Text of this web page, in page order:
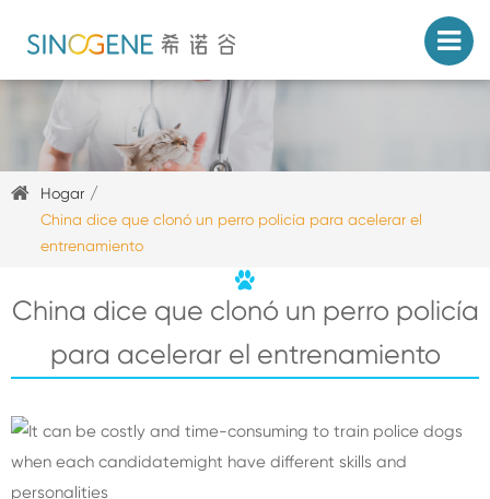
Hogar
China dice que clonó un perro policía para acelerar el
entrenamiento
China dice que clonó un perro policía
para acelerar el entrenamiento